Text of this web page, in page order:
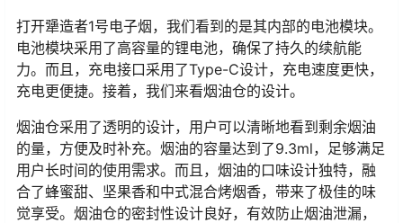
打开犟造者1号电子烟，我们看到的是其内部的电池模块。
电池模块采用了高容量的锂电池，确保了持久的续航能
力。而且，充电接口采用了Type-C设计，充电速度更快，
充电更便捷。接着，我们来看烟油仓的设计。
烟油仓采用了透明的设计，用户可以清晰地看到剩余烟油
的量，方便及时补充。烟油的容量达到了9.3ml，足够满足
用户长时间的使用需求。而且，烟油的口味设计独特，融
合了蜂蜜甜、坚果香和中式混合烤烟香，带来了极佳的味
觉享受。烟油仓的密封性设计良好，有效防止烟油泄漏，